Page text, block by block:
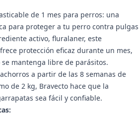
de 1 mes para perros: una
para proteger a tu perro contra pulgas
activo, fluralaner, este
protección eficaz durante un mes,
mantenga libre de parásitos.
a partir de las 8 semanas de
de 2 kg, Bravecto hace que la
sea fácil y confiable.